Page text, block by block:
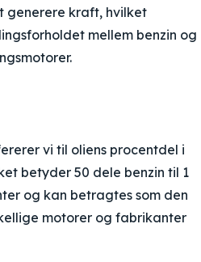
generere kraft, hvilket
mellem benzin og
vi til oliens procentdel i
betyder 50 dele benzin til 1
og kan betragtes som den
motorer og fabrikanter